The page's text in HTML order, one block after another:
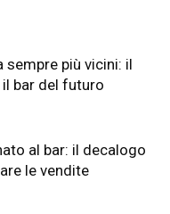
sempre più vicini: il
bar del futuro
al bar: il decalogo
le vendite